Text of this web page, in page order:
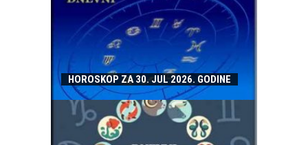
HOROSKOP ZA 30. JUL 2026. GODINE